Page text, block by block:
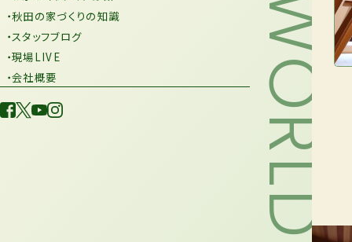
・秋田の家づくりの知識
・スタッフブログ
・現場LIVE
・会社概要